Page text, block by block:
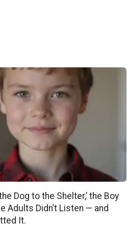
the Dog to the Shelter,’ the Boy
Adults Didn’t Listen — and
It.